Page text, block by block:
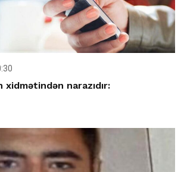
xidmətindən narazıdır: